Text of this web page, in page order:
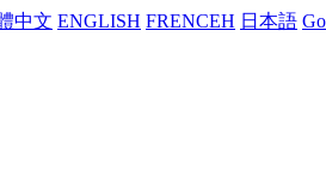
中文 ENGLISH FRENCEH 日本語